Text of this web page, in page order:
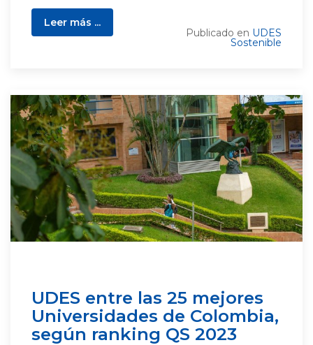
Leer más ...
Publicado en UDES
Sostenible
UDES entre las 25 mejores
Universidades de Colombia,
según ranking QS 2023